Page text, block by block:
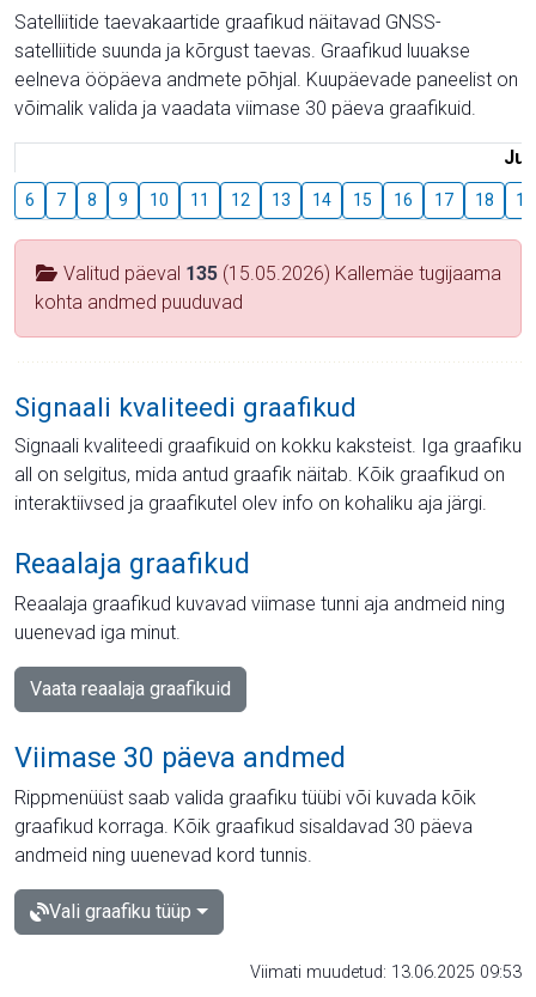
Satelliitide taevakaartide graafikud näitavad GNSS-
satelliitide suunda ja kõrgust taevas. Graafikud luuakse
eelneva ööpäeva andmete põhjal. Kuupäevade paneelist on
võimalik valida ja vaadata viimase 30 päeva graafikuid.
6 7 8 9 10 11 12 13 14 15 16 17 18 19
Valitud päeval 135 (15.05.2026) Kallemäe tugijaama
kohta andmed puuduvad
Signaali kvaliteedi graafikud
Signaali kvaliteedi graafikuid on kokku kaksteist. Iga graafiku
all on selgitus, mida antud graafik näitab. Kõik graafikud on
interaktiivsed ja graafikutel olev info on kohaliku aja järgi.
Reaalaja graafikud
Reaalaja graafikud kuvavad viimase tunni aja andmeid ning
uuenevad iga minut.
Vaata reaalaja graafikuid
Viimase 30 päeva andmed
Rippmenüüst saab valida graafiku tüübi või kuvada kõik
graafikud korraga. Kõik graafikud sisaldavad 30 päeva
andmeid ning uuenevad kord tunnis.
Vali graafiku tüüp
Viimati muudetud: 13.06.2025 09:53